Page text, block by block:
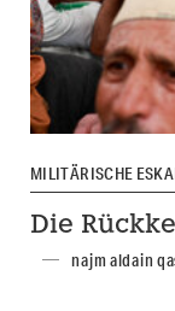
MILITÄRISCHE
Die
najm aldain